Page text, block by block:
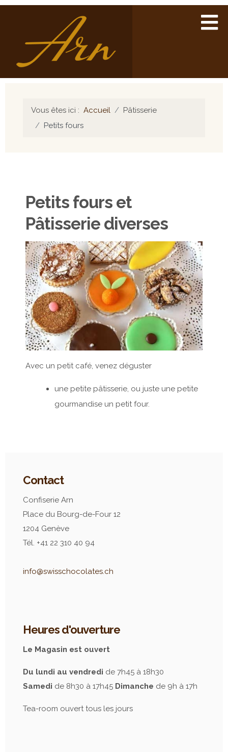
Vous êtes ici : Accueil
Pâtisserie
Petits fours
Petits fours et
Pâtisserie diverses
Avec un petit café, venez déguster
une petite pâtisserie, ou juste une petite
gourmandise un petit four.
Contact
Confiserie Arn
Place du Bourg-de-Four 12
1204 Genève
Tél. +41 22 310 40 94
info@swisschocolates.ch
Heures d'ouverture
Le Magasin est ouvert
Du lundi au vendredi de 7h45 à 18h30
Samedi de 8h30 à 17h45 Dimanche de 9h à 17h
Tea-room ouvert tous les jours